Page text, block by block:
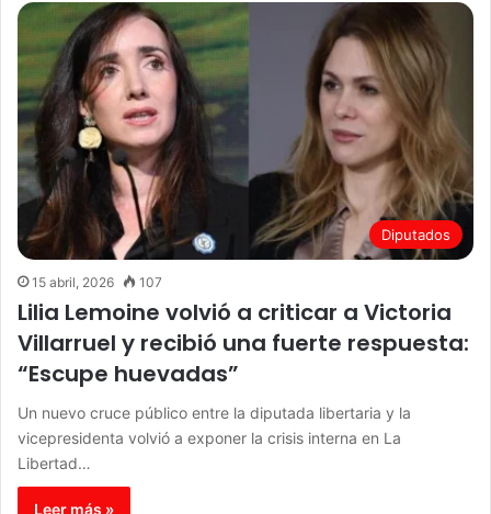
Diputados
15 abril, 2026 107
Lilia Lemoine volvió a criticar a Victoria
Villarruel y recibió una fuerte respuesta:
“Escupe huevadas”
Un nuevo cruce público entre la diputada libertaria y la
vicepresidenta volvió a exponer la crisis interna en La
Libertad…
Leer más »